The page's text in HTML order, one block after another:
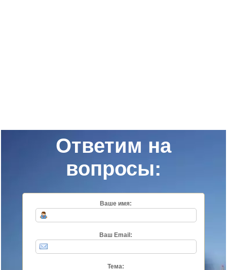
Ответим на
вопросы:
Ваше имя:
Ваш Email:
Тема: